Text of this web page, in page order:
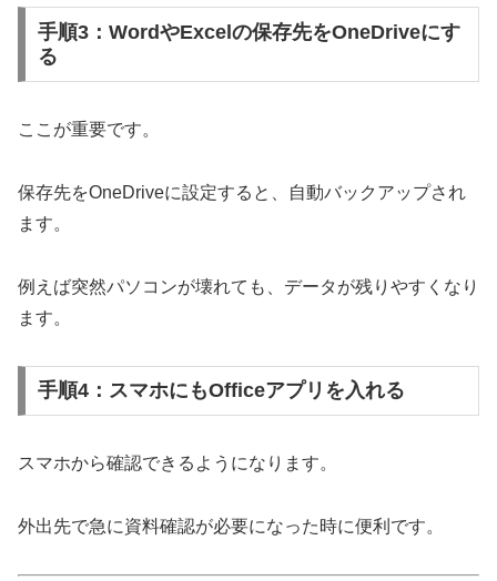
手順3：WordやExcelの保存先をOneDriveにす
る
ここが重要です。
保存先をOneDriveに設定すると、自動バックアップされ
ます。
例えば突然パソコンが壊れても、データが残りやすくなり
ます。
手順4：スマホにもOfficeアプリを入れる
スマホから確認できるようになります。
外出先で急に資料確認が必要になった時に便利です。